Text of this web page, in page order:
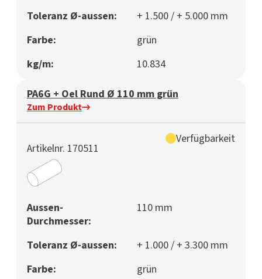
Toleranz Ø-aussen:
+ 1.500 / + 5.000 mm
Farbe:
grün
kg/m:
10.834
PA6G + Oel Rund Ø 110 mm grün
Zum Produkt
Artikelnr. 170511
Verfügbarkeit
Aussen-
Durchmesser:
110 mm
Toleranz Ø-aussen:
+ 1.000 / + 3.300 mm
Farbe:
grün